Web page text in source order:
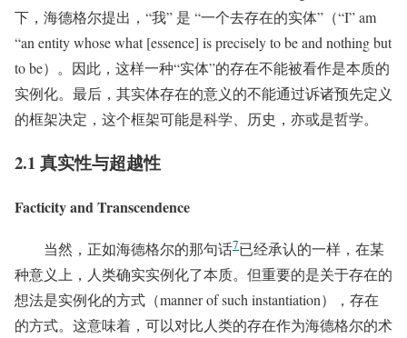
下，海德格尔提出，“我” 是 “一个去存在的实体”（“I” am
“an entity whose what [essence] is precisely to be and nothing but
to be）。因此，这样一种“实体”的存在不能被看作是本质的
实例化。最后，其实体存在的意义的不能通过诉诸预先定义
的框架决定，这个框架可能是科学、历史，亦或是哲学。
2.1 真实性与超越性
Facticity and Transcendence
当然，正如海德格尔的那句话7已经承认的一样，在某
种意义上，人类确实实例化了本质。但重要的是关于存在的
想法是实例化的方式（manner of such instantiation），存在
的方式。这意味着，可以对比人类的存在作为海德格尔的术